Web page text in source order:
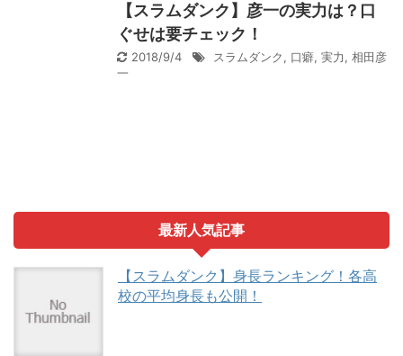
【スラムダンク】彦一の実力は？口
ぐせは要チェック！
2018/9/4 スラムダンク, 口癖, 実力, 相田彦
一
最新人気記事
【スラムダンク】身長ランキング！各高
校の平均身長も公開！